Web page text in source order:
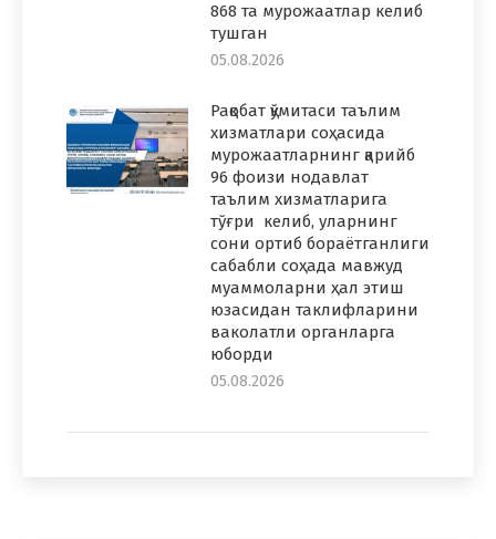
868 та мурожаатлар келиб
тушган
05.08.2026
Рақобат қўмитаси таълим
хизматлари соҳасида
мурожаатларнинг қарийб
96 фоизи нодавлат
таълим хизматларига
тўғри келиб, уларнинг
сони ортиб бораётганлиги
сабабли соҳада мавжуд
муаммоларни ҳал этиш
юзасидан таклифларини
ваколатли органларга
юборди
05.08.2026